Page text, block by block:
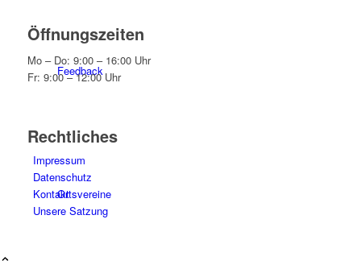
Feedback
Ortsvereine
Öffnungszeiten
Mo – Do: 9:00 – 16:00 Uhr
Fr: 9:00 – 12:00 Uhr
Rechtliches
Impressum
Datenschutz
Kontakt
Unsere Satzung